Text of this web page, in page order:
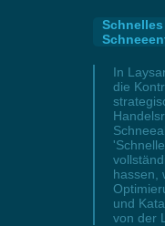
Schnelles
In
die
hassen,
und
von der